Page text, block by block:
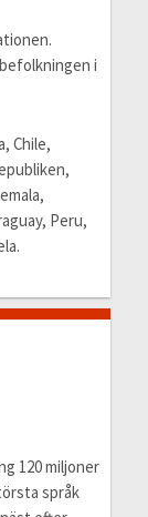
i
Chile,
Peru,
120 miljoner
språk